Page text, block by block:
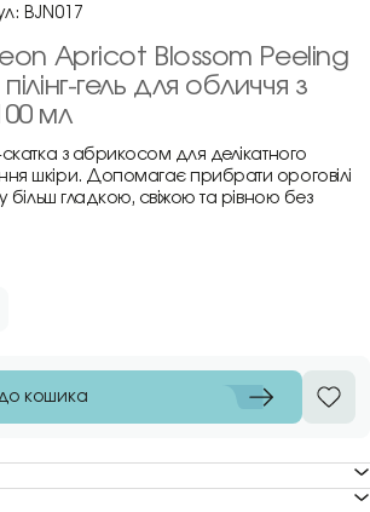
BJN017
Apricot Blossom Peeling
гель для обличчя з
мл
скатка з абрикосом для делікатного
шкіри. Допомагає прибрати ороговілі
більш гладкою, свіжою та рівною без
кошика